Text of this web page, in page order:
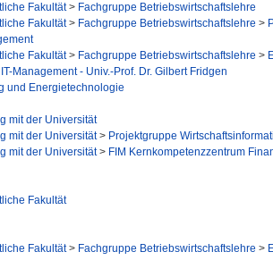
Fakultät> Fachgruppe Betriebswirtschaftslehre
Fakultät> Fachgruppe Betriebswirtschaftslehre >
Fakultät> Fachgruppe Betriebswirtschaftslehre >
Management - Univ.-Prof. Dr. Gilbert Fridgen
und Energietechnologie
mit der Universität
mit der Universität> Projektgruppe
mit der Universität> FIM Kernkompetenzzentrum
Fakultät
Fakultät> Fachgruppe Betriebswirtschaftslehre >